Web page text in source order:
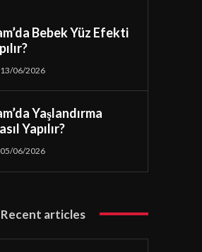
Bebek Yüz Efekti
13/06/2026
Yaşlandırma
Yapılır?
05/06/2026
Recent articles